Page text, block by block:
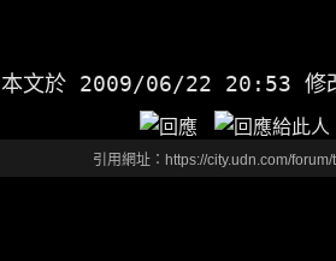
本文於 2009/06/22 20:53 修
引用網址：https://city.udn.com/